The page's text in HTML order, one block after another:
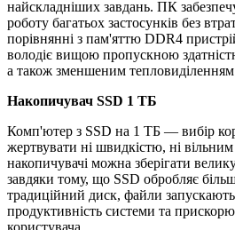
найскладніших завдань. ПК
роботу багатьох застосунків без
порівнянні з пам'яттю DDR4
володіє вищою пропускною
а також зменшеним
Накопичувач SSD 1 ТБ
Комп'ютер з SSD на 1 ТБ — вибір
жертвувати ні швидкістю, ні
накопичувачі можна зберігати
завдяки тому, що SSD обробляє
традиційний диск, файли
продуктивність системи та